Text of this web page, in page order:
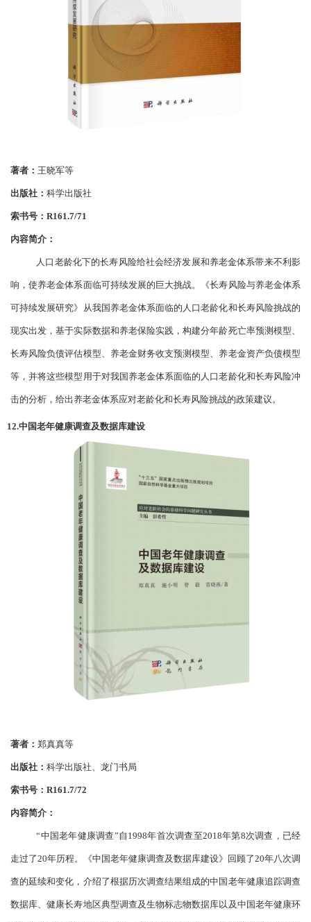
著者： 王晓军等
出版社： 科学出版社
索书号： R161.7/71
内容简介：
人口老龄化下的长寿风险给社会经济发展和养老金体系带来不利影
响，使养老金体系面临可持续发展的巨大挑战。《长寿风险与养老金体系
可持续发展研究》从我国养老金体系面临的人口老龄化和长寿风险挑战的
现实出发，基于实际数据和养老保险实践，构建分年龄死亡率预测模型、
长寿风险负债评估模型、养老金财务收支预测模型、养老金资产负债模型
等，并将这些模型用于对我国养老金体系面临的人口老龄化和长寿风险冲
击的分析，给出养老金体系应对老龄化和长寿风险挑战的政策建议。
12.中国老年健康调查及数据库建设
著者： 郑真真等
出版社： 科学出版社、龙门书局
索书号： R161.7/72
内容简介：
“中国老年健康调查”自1998年首次调查至2018年第8次调查，已经
走过了20年历程。《中国老年健康调查及数据库建设》回顾了20年八次调
查的延续和变化，介绍了根据历次调查结果组成的中国老年健康追踪调查
数据库、健康长寿地区典型调查及生物标志物数据库以及中国老年健康环